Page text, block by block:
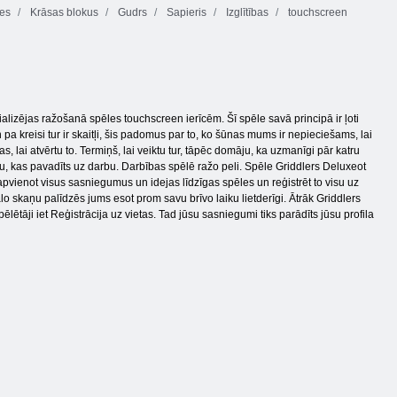
Krāsas blokus Gudrs Sapieris Izglītības
touchscreen
ražošanā spēles touchscreen ierīcēm. Šī spēle savā principā ir ļoti
kreisi tur ir skaitļi, šis padomus par to, ko šūnas mums ir nepieciešams, lai
lai atvērtu to. Termiņš, lai veiktu tur, tāpēc domāju, ka uzmanīgi pār katru
kas pavadīts uz darbu. Darbības spēlē ražo peli. Spēle Griddlers Deluxeot
visus sasniegumus un idejas līdzīgas spēles un reģistrēt to visu uz
skaņu palīdzēs jums esot prom savu brīvo laiku lietderīgi. Ātrāk Griddlers
iet Reģistrācija uz vietas. Tad jūsu sasniegumi tiks parādīts jūsu profila